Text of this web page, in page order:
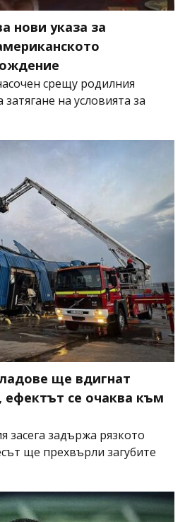
нови указа за
срещу родилния
на условията за
ще вдигнат
ефектът се очаква към
засега задържа рязкото
ще прехвърли загубите